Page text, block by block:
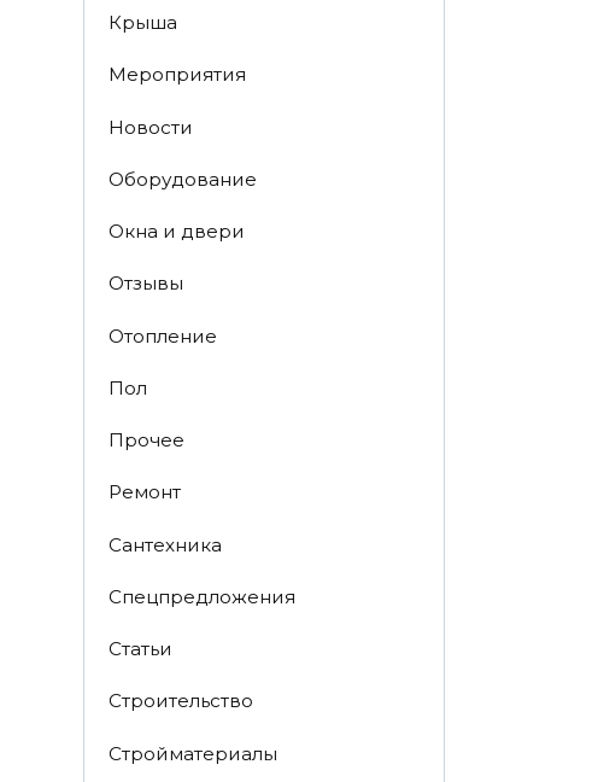
Крыша
Мероприятия
Новости
Оборудование
Окна и двери
Отзывы
Отопление
Пол
Прочее
Ремонт
Сантехника
Спецпредложения
Статьи
Строительство
Стройматериалы